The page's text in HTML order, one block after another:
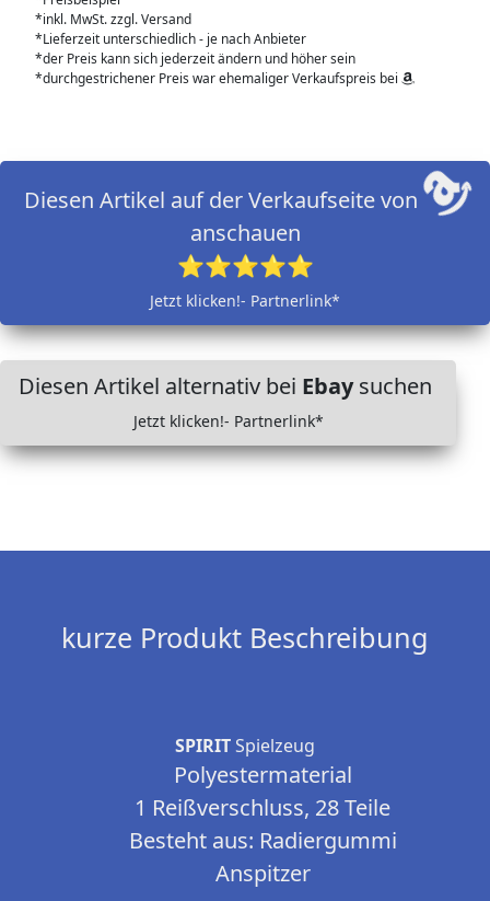
*inkl. MwSt. zzgl. Versand
*Lieferzeit unterschiedlich - je nach Anbieter
*der Preis kann sich jederzeit ändern und höher sein
*durchgestrichener Preis war ehemaliger Verkaufspreis bei
Diesen Artikel auf der Verkaufseite von
anschauen
⭐⭐⭐⭐⭐
Jetzt klicken!- Partnerlink*
Diesen Artikel alternativ bei Ebaysuchen
Jetzt klicken!- Partnerlink*
kurze Produkt Beschreibung
SPIRITSpielzeug
Polyestermaterial
1 Reißverschluss, 28 Teile
Besteht aus: Radiergummi
Anspitzer